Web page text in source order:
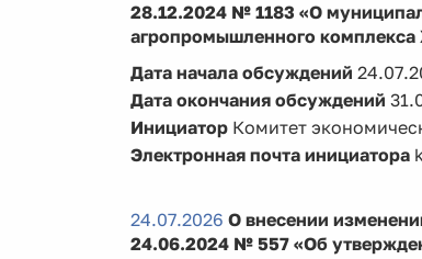
28.12.2024 № 1183 «О
агропромышленного
Дата начала обсуждений
Дата окончания обсуждений
ИнициаторКомитет
Электронная почта инициатора
24.07.2026 О внесении
24.06.2024 № 557 «Об